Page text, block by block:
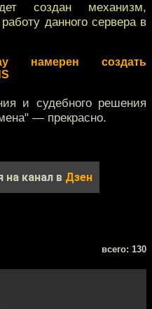
создан механизм,
данного сервера в
намерен создать
и судебного решения
— прекрасно.
на канал в Дзен
всего: 130